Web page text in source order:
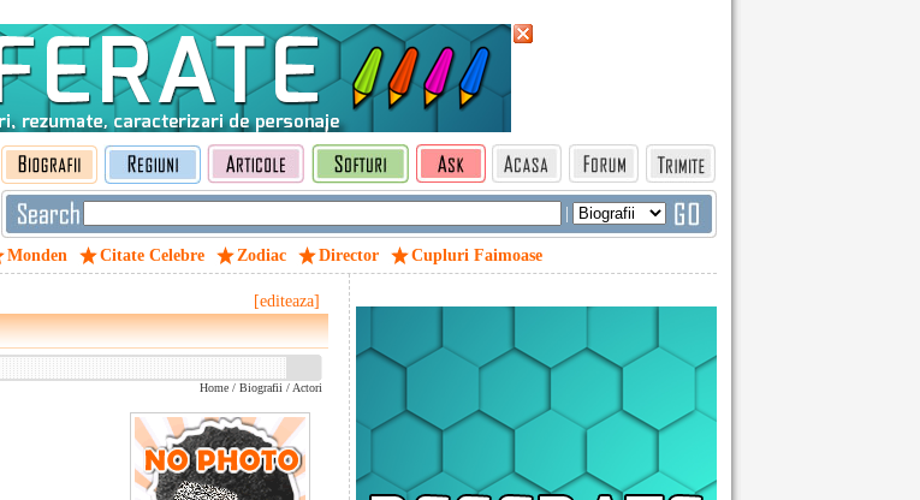
|
Monden Citate Celebre Zodiac Director Cupluri Faimoase
[editeaza]
Home / Biografii / Actori